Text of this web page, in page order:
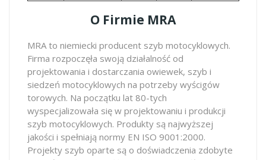
O Firmie MRA
MRA to niemiecki producent szyb motocyklowych.
Firma rozpoczęła swoją działalność od
projektowania i dostarczania owiewek, szyb i
siedzeń motocyklowych na potrzeby wyścigów
torowych. Na początku lat 80-tych
wyspecjalizowała się w projektowaniu i produkcji
szyb motocyklowych. Produkty są najwyższej
jakości i spełniają normy EN ISO 9001:2000.
Projekty szyb oparte są o doświadczenia zdobyte